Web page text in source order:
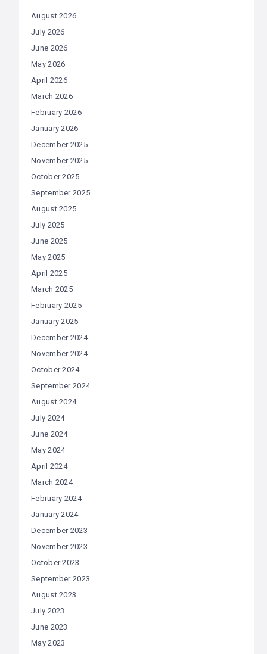
August 2026
July 2026
June 2026
May 2026
April 2026
March 2026
February 2026
January 2026
December 2025
November 2025
October 2025
September 2025
August 2025
July 2025
June 2025
May 2025
April 2025
March 2025
February 2025
January 2025
December 2024
November 2024
October 2024
September 2024
August 2024
July 2024
June 2024
May 2024
April 2024
March 2024
February 2024
January 2024
December 2023
November 2023
October 2023
September 2023
August 2023
July 2023
June 2023
May 2023